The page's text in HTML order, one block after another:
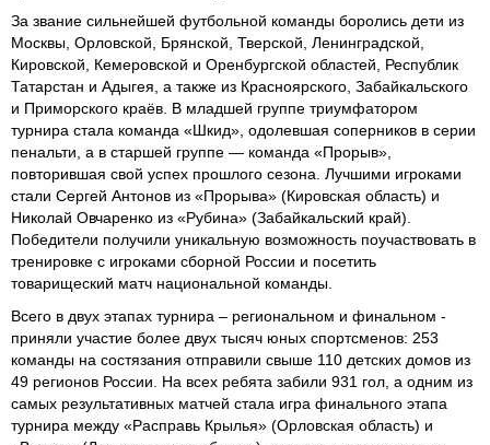
За звание сильнейшей футбольной команды боролись дети из
Москвы, Орловской, Брянской, Тверской, Ленинградской,
Кировской, Кемеровской и Оренбургской областей, Республик
Татарстан и Адыгея, а также из Красноярского, Забайкальского
и Приморского краёв. В младшей группе триумфатором
турнира стала команда «Шкид», одолевшая соперников в серии
пенальти, а в старшей группе — команда «Прорыв»,
повторившая свой успех прошлого сезона. Лучшими игроками
стали Сергей Антонов из «Прорыва» (Кировская область) и
Николай Овчаренко из «Рубина» (Забайкальский край).
Победители получили уникальную возможность поучаствовать в
тренировке с игроками сборной России и посетить
товарищеский матч национальной команды.
Всего в двух этапах турнира – региональном и финальном -
приняли участие более двух тысяч юных спортсменов: 253
команды на состязания отправили свыше 110 детских домов из
49 регионов России. На всех ребята забили 931 гол, а одним из
самых результативных матчей стала игра финального этапа
турнира между «Расправь Крылья» (Орловская область) и